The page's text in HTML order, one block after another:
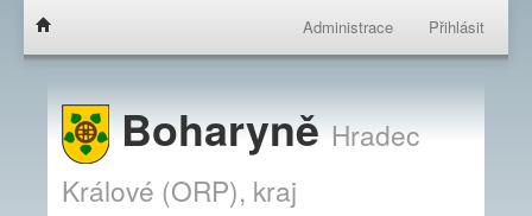
Administrace Přihlásit
BoharyněHradec
Králové (ORP), kraj